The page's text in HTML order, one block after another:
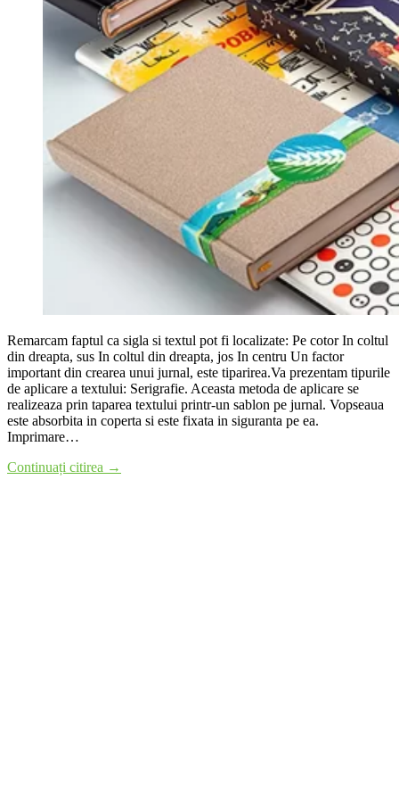
Remarcam faptul ca sigla si textul pot fi localizate: Pe cotor In coltul
din dreapta, sus In coltul din dreapta, jos In centru Un factor
important din crearea unui jurnal, este tiparirea.Va prezentam tipurile
de aplicare a textului: Serigrafie. Aceasta metoda de aplicare se
realizeaza prin taparea textului printr-un sablon pe jurnal. Vopseaua
este absorbita in coperta si este fixata in siguranta pe ea.
Imprimare…
Continuați citirea →